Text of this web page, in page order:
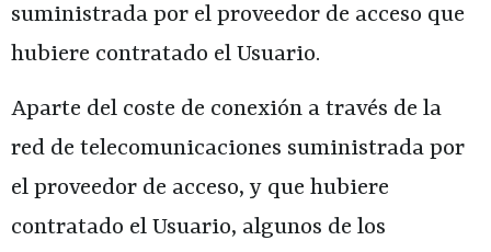
suministrada por el proveedor de acceso que
hubiere contratado el Usuario.
Aparte del coste de conexión a través de la
red de telecomunicaciones suministrada por
el proveedor de acceso, y que hubiere
contratado el Usuario, algunos de los